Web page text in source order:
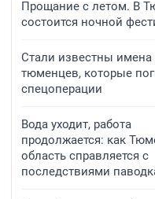
Прощание с летом. В
состоится ночной
Стали известны имена
тюменцев, которые
спецоперации
Вода уходит, работа
продолжается: как
область справляется с
последствиями